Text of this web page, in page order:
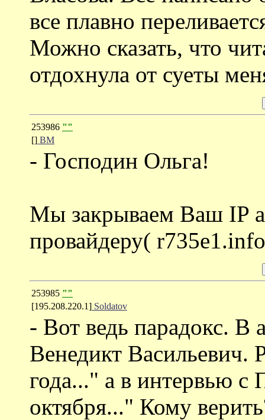
все плавно
Можно сказать, что
отдохнула от суеты
253986 ""
[] ВМ
- Господин Ольга!
Мы закрываем Ваш IP
провайдеру(
253985 ""
[195.208.220.1] Soldatov
- Вот ведь парадокс. В
Венедикт Васильевич.
года..." а в интервью с
октября..." Кому